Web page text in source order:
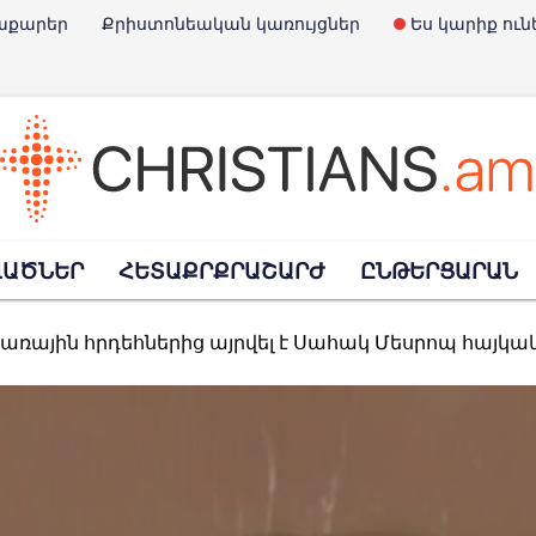
Քրիստոնեական կառույցներ Ես կարիք
ՀԵՏԱՔՐՔՐԱՇԱՐԺ ԸՆԹԵՐՑԱՐԱՆ
Չարլի Քըրքը
օրն է
հրդեհներից այրվել է Սահակ Մեսրոպ
տվեց նախագծին, որով արգելվում է «Child-Free»